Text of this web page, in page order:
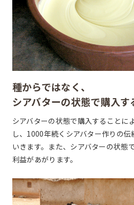
種からではなく、
シアバターの状態で購入す
シアバターの状態で購入することに
し、1000年続くシアバター作りの
いきます。また、シアバターの状態
利益があがります。